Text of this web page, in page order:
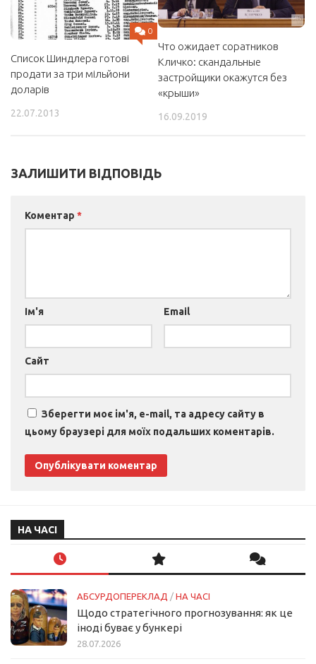
0
Список Шиндлера готові
продати за три мільйони
доларів
22.07.2013
Что ожидает соратников
Кличко: скандальные
застройщики окажутся без
«крыши»
16.09.2019
ЗАЛИШИТИ ВІДПОВІДЬ
Коментар *
Ім'я Email
Сайт
Зберегти моє ім'я, e-mail, та адресу сайту в
цьому браузері для моїх подальших коментарів.
НА ЧАСІ
АБСУРДОПЕРЕКЛАД / НА ЧАСІ
Щодо стратегічного прогнозування: як це
іноді буває у бункері
28.07.2026